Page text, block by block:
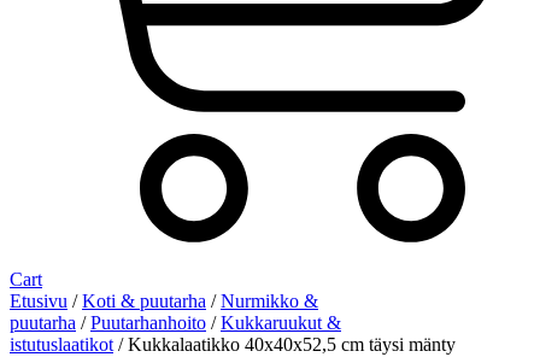
Cart
Etusivu /Koti & puutarha /Nurmikko &
puutarha /Puutarhanhoito /Kukkaruukut &
istutuslaatikot / Kukkalaatikko 40x40x52,5 cm täysi mänty